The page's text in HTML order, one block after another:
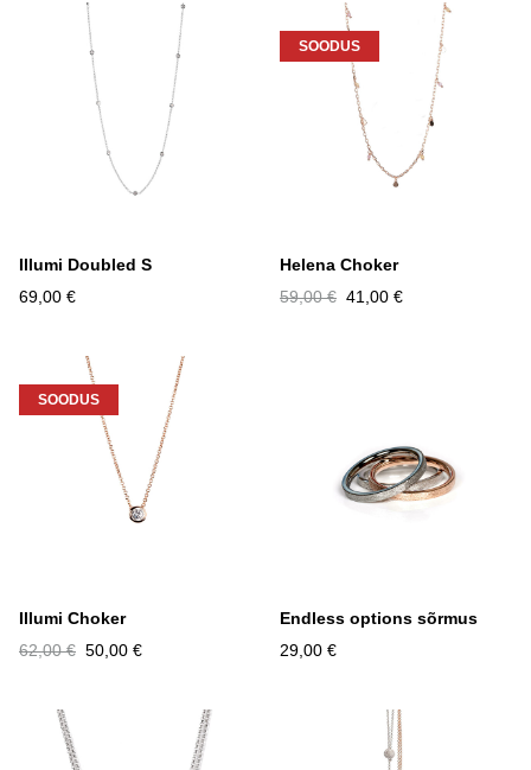
Illumi Doubled S
69,00 €
SOODUS
Helena Choker
59,00 € 41,00 €
SOODUS
Illumi Choker
62,00 € 50,00 €
Endless options sõrmus
29,00 €